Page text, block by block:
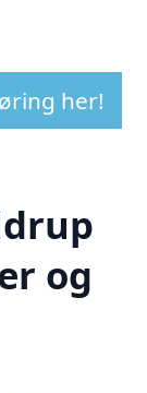
her!
og